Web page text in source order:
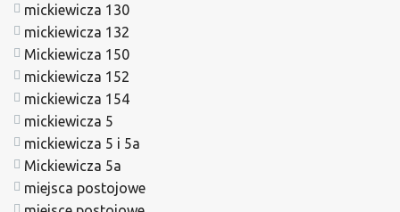
mickiewicza 130
mickiewicza 132
Mickiewicza 150
mickiewicza 152
mickiewicza 154
mickiewicza 5
mickiewicza 5 i 5a
Mickiewicza 5a
miejsca postojowe